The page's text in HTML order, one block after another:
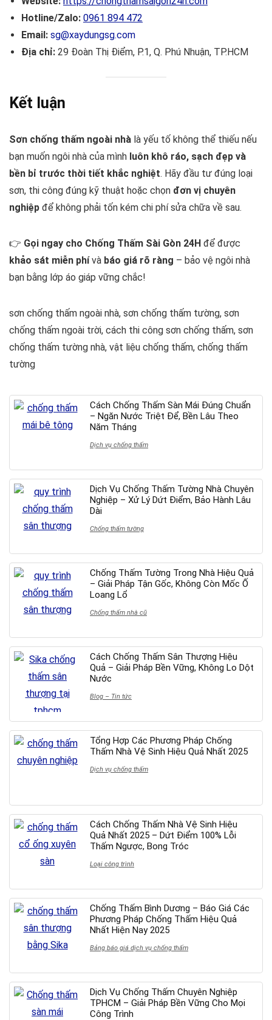
Hotline/Zalo: 0961 894 472
Email: sg@xaydungsg.com
Địa chỉ: 29 Đoàn Thị Điểm, P.1, Q. Phú Nhuận, TP.HCM
Kết luận
Sơn chống thấm ngoài nhà là yếu tố không thể thiếu nếu
bạn muốn ngôi nhà của mình luôn khô ráo, sạch đẹp và
bền bỉ trước thời tiết khắc nghiệt. Hãy đầu tư đúng loại
sơn, thi công đúng kỹ thuật hoặc chọn đơn vị chuyên
nghiệp để không phải tốn kém chi phí sửa chữa về sau.
👉 Gọi ngay cho Chống Thấm Sài Gòn 24H để được
khảo sát miễn phívà báo giá rõ ràng – bảo vệ ngôi nhà
bạn bằng lớp áo giáp vững chắc!
sơn chống thấm ngoài nhà, sơn chống thấm tường, sơn
chống thấm ngoài trời, cách thi công sơn chống thấm, sơn
chống thấm tường nhà, vật liệu chống thấm, chống thấm
tường
Cách Chống Thấm Sàn Mái Đúng Chuẩn
– Ngăn Nước Triệt Để, Bền Lâu Theo
Năm Tháng
Dịch vụ chống thấm
Dịch Vụ Chống Thấm Tường Nhà Chuyên
Nghiệp – Xử Lý Dứt Điểm, Bảo Hành Lâu
Dài
Chống thấm tường
Chống Thấm Tường Trong Nhà Hiệu Quả
– Giải Pháp Tận Gốc, Không Còn Mốc Ố
Loang Lổ
Chống thấm nhà cũ
Cách Chống Thấm Sân Thượng Hiệu
Quả – Giải Pháp Bền Vững, Không Lo Dột
Nước
Blog – Tin tức
Tổng Hợp Các Phương Pháp Chống
Thấm Nhà Vệ Sinh Hiệu Quả Nhất 2025
Dịch vụ chống thấm
Cách Chống Thấm Nhà Vệ Sinh Hiệu
Quả Nhất 2025 – Dứt Điểm 100% Lỗi
Thấm Ngược, Bong Tróc
Loại công trình
Chống Thấm Bình Dương – Báo Giá Các
Phương Pháp Chống Thấm Hiệu Quả
Nhất Hiện Nay 2025
Bảng báo giá dịch vụ chống thấm
Dịch Vụ Chống Thấm Chuyên Nghiệp
TPHCM – Giải Pháp Bền Vững Cho Mọi
Công Trình